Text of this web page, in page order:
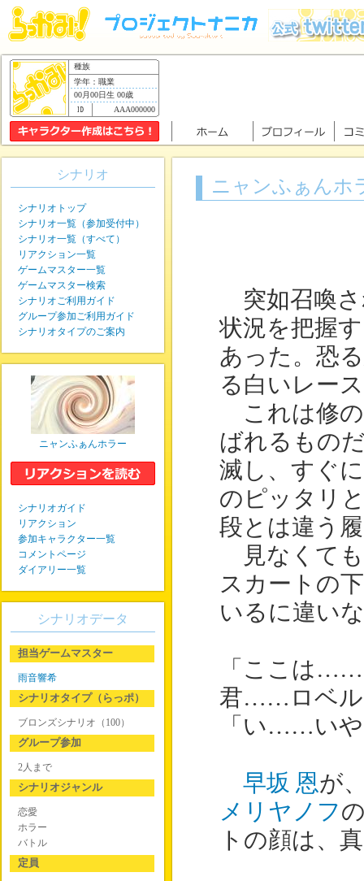
種族
学年：職業
00月00日生 00歳
AAA000000
ニャンふぁんホ
突如召喚さ
状況を把握
あった。恐
る白いレー
これは修の
ばれるもの
滅し、すぐ
のピッタリ
段とは違う
見なくても
スカートの
いるに違い
「ここは
君……ロベル
「い……い
早坂 恩が
メリヤノフ
トの顔は、
シナリオ
シナリオトップ
シナリオ一覧（参加受付中）
シナリオ一覧（すべて）
リアクション一覧
ゲームマスター一覧
ゲームマスター検索
シナリオご利用ガイド
グループ参加ご利用ガイド
シナリオタイプのご案内
ニャンふぁんホラー
シナリオガイド
リアクション
参加キャラクター一覧
コメントページ
ダイアリー一覧
シナリオデータ
担当ゲームマスター
雨音響希
シナリオタイプ（らっポ）
ブロンズシナリオ（100）
グループ参加
2人まで
シナリオジャンル
恋愛
ホラー
バトル
定員